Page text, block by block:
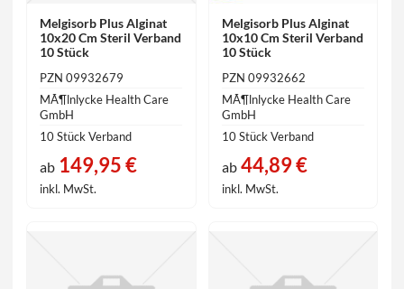
Melgisorb Plus Alginat
10x20 Cm Steril Verband
10 Stück
PZN 09932679
MÃ¶lnlycke Health Care
GmbH
10 Stück Verband
ab 149,95 €
inkl. MwSt.
Melgisorb Plus Alginat
10x10 Cm Steril Verband
10 Stück
PZN 09932662
MÃ¶lnlycke Health Care
GmbH
10 Stück Verband
ab44,89 €
inkl. MwSt.